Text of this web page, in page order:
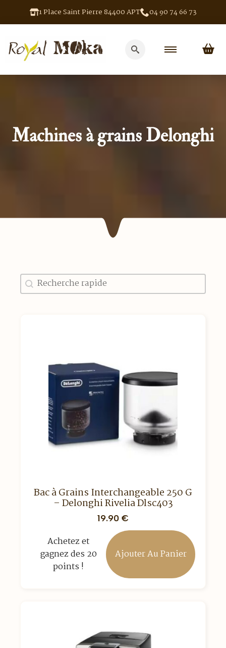
1 Place Saint Pierre 84400 APT 04 90 74 66 73
for:
Machines à grains Delonghi
Recherche
Rechercher
Bac à Grains Interchangeable 250 G
– Delonghi Rivelia Dlsc403
19.90 €
Achetez et
gagnez des 20
points !
Ajouter Au Panier